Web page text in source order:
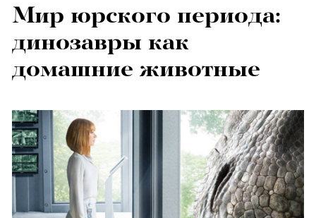
Мир юрского периода:
динозавры как
домашние животные